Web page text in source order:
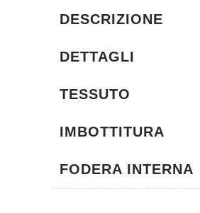
DESCRIZIONE
DETTAGLI
TESSUTO
IMBOTTITURA
FODERA INTERNA